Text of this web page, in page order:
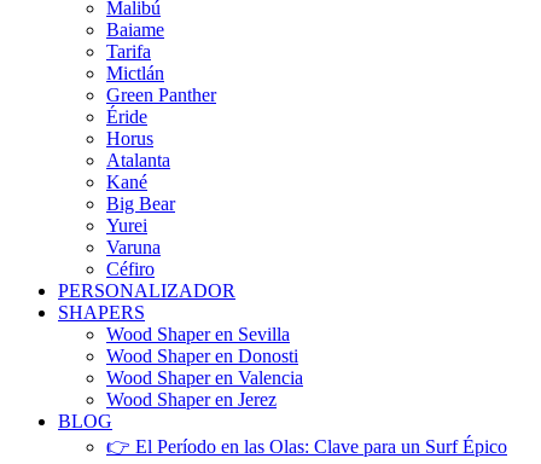
Malibú
Baiame
Tarifa
Mictlán
Green Panther
Éride
Horus
Atalanta
Kané
Big Bear
Yurei
Varuna
Céfiro
PERSONALIZADOR
SHAPERS
Wood Shaper en Sevilla
Wood Shaper en Donosti
Wood Shaper en Valencia
Wood Shaper en Jerez
BLOG
👉 El Período en las Olas: Clave para un Surf Épico